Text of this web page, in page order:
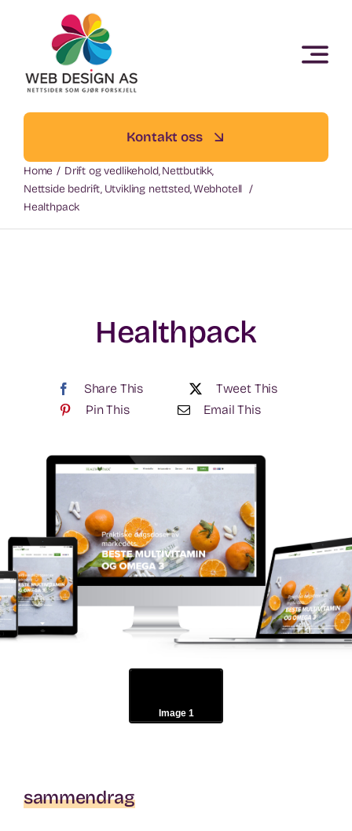
Kontakt oss
Home Drift og vedlikehold Nettbutikk
Nettside bedrift Utvikling nettsted Webhotell
Healthpack
Healthpack
Share This
Tweet This
Pin This
Email This
Image 1
sammendrag